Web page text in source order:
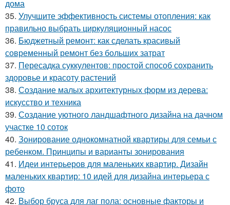
дома
35. Улучшите эффективность системы отопления: как
правильно выбрать циркуляционный насос
36. Бюджетный ремонт: как сделать красивый
современный ремонт без больших затрат
37. Пересадка суккулентов: простой способ сохранить
здоровье и красоту растений
38. Создание малых архитектурных форм из дерева:
искусство и техника
39. Создание уютного ландшафтного дизайна на дачном
участке 10 соток
40. Зонирование однокомнатной квартиры для семьи с
ребенком. Принципы и варианты зонирования
41. Идеи интерьеров для маленьких квартир. Дизайн
маленьких квартир: 10 идей для дизайна интерьера с
фото
42. Выбор бруса для лаг пола: основные факторы и